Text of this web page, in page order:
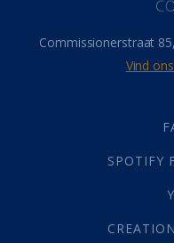
Gebed(87)
Die
God(392)
Almag
Commissionerstraat
Vind
SPOTIFY